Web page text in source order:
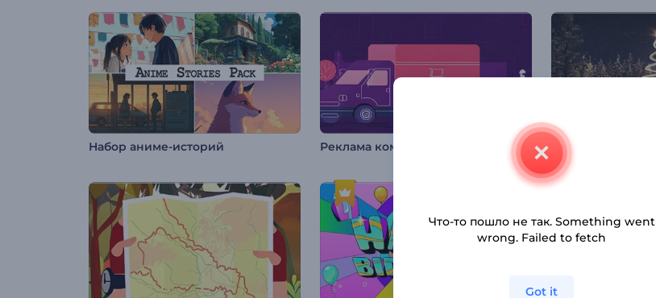
Набор аниме-историй Реклама компании логистики
Что-то пошло не так. Something went
wrong. Failed to fetch
Got it